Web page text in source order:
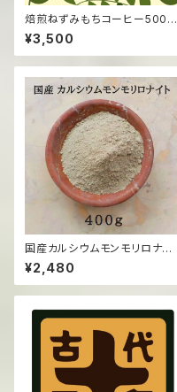
焙煎ねずみもちコーヒー500ｇ
（粉）
¥3,500
国産カルシウムモンモリロナイト
（粉末）/400g
¥2,480